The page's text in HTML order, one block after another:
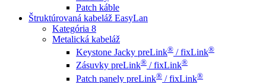
Patch káble
Štruktúrovaná kabeláž EasyLan
Kategória 8
Metalická kabeláž
Keystone Jacky preLink® / fixLink®
Zásuvky preLink® / fixLink®
Patch panely preLink® / fixLink®